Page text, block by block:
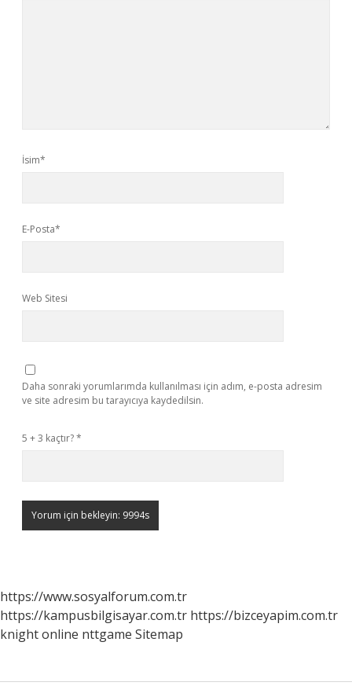
İsim*
E-Posta*
Web Sitesi
Daha sonraki yorumlarımda kullanılması için adım, e-posta adresim
ve site adresim bu tarayıcıya kaydedilsin.
5 + 3 kaçtır?*
https://www.sosyalforum.com.tr
https://kampusbilgisayar.com.tr https://bizceyapim.com.tr
knight online nttgame Sitemap